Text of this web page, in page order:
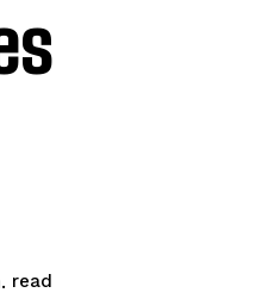
read